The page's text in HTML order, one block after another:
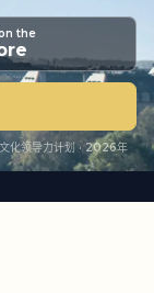
实地点，解锁
the
化领导力计划 · 2026年